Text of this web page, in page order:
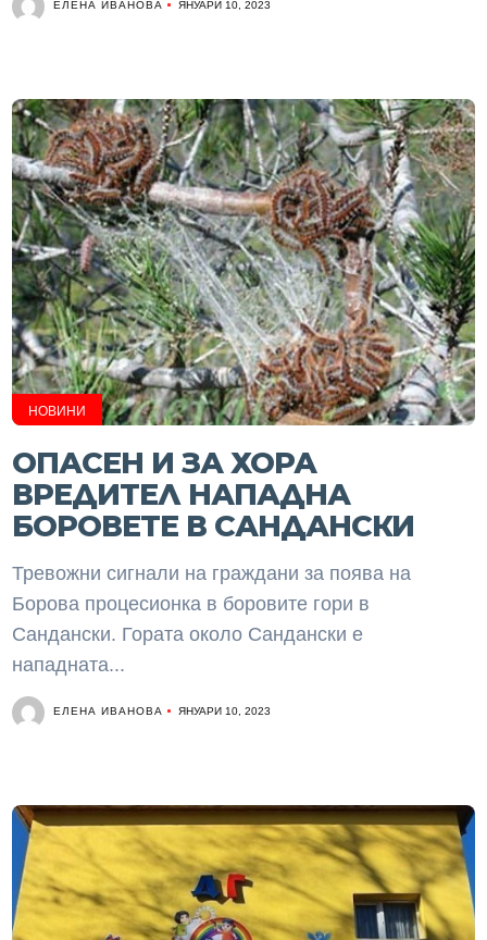
ЕЛЕНА ИВАНОВА ЯНУАРИ 10, 2023
НОВИНИ
ОПАСЕН И ЗА ХОРА
ВРЕДИТЕЛ НАПАДНА
БОРОВЕТЕ В САНДАНСКИ
Тревожни сигнали на граждани за поява на
Борова процесионка в боровите гори в
Сандански. Гората около Сандански е
нападната...
ЕЛЕНА ИВАНОВА ЯНУАРИ 10, 2023